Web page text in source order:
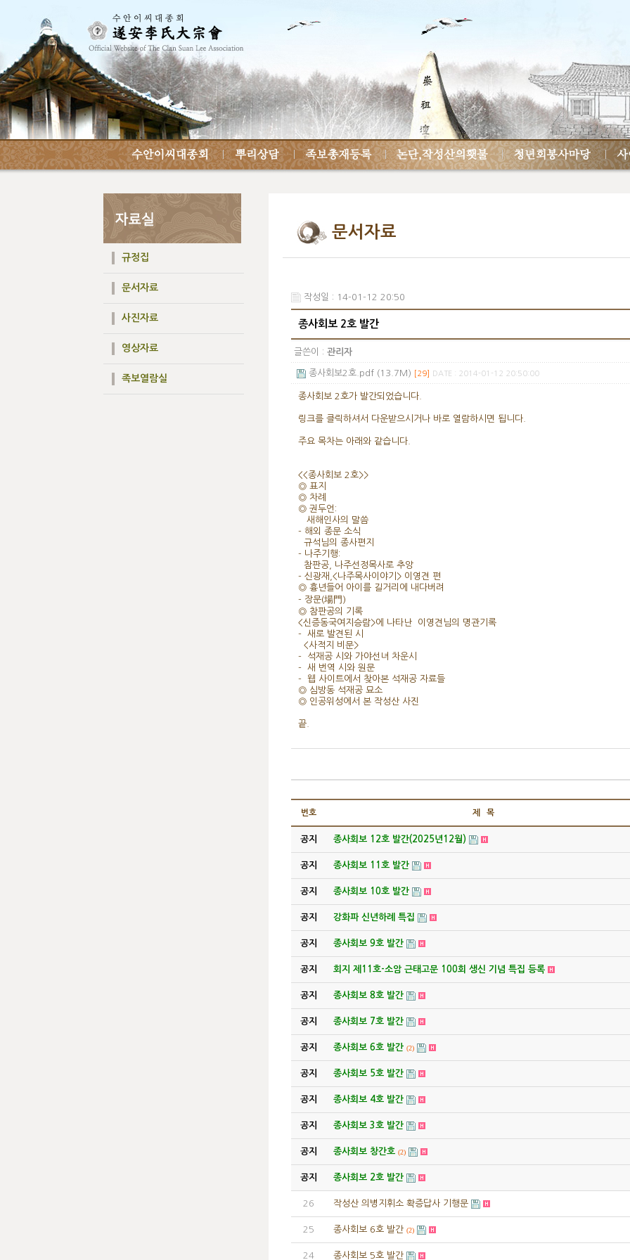
규정집
문서자료
사진자료
영상자료
족보열람실
문서자료
작성일 : 14-01-12 20:50
종사회보 2호 발간
글쓴이 : 관리자
종사회보2호.pdf (13.7M) [29] DATE : 2014-01-12 20:50:00
종사회보 2호가 발간되었습니다.
링크를 클릭하셔서 다운받으시거나 바로 열람하시면 됩니다.
주요 목차는 아래와 같습니다.
<<종사회보 2호>>
◎ 표지
◎ 차례
◎ 권두언:
새해인사의 말씀
- 해외 종문 소식
규석님의 종사편지
- 나주기행:
참판공, 나주선정목사로 추앙
- 신광재,<나주목사이야기> 이영견 편
◎ 흉년들어 아이를 길거리에 내다버려
- 장문(場門)
◎ 참판공의 기록
<신증동국여지승람>에 나타난 이영견님의 명관기록
- 새로 발견된 시
<사적지 비문>
- 석재공 시와 가야선녀 차운시
- 새 번역 시와 원문
- 웹 사이트에서 찾아본 석재공 자료들
◎ 심방동 석재공 묘소
◎ 인공위성에서 본 작성산 사진
끝.
번호 제 목
공지 종사회보 12호 발간(2025년12월)
공지 종사회보 11호 발간
공지 종사회보 10호 발간
공지 강화파 신년하례 특집
공지 종사회보 9호 발간
공지 회지 제11호-소암 근태고문 100회 생신 기념 특집 등록
공지 종사회보 8호 발간
공지 종사회보 7호 발간
공지 종사회보 6호 발간 (2)
공지 종사회보 5호 발간
공지 종사회보 4호 발간
공지 종사회보 3호 발간
공지 종사회보 창간호 (2)
공지 종사회보 2호 발간
26 작성산 의병지휘소 확증답사 기행문
25 종사회보 6호 발간 (2)
24 종사회보 5호 발간